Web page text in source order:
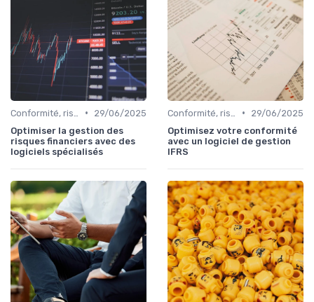
•
29/06/2025
Optimiser la gestion des
risques financiers avec des
logiciels spécialisés
•
29/06/2025
Optimisez votre conformité
avec un logiciel de gestion
IFRS